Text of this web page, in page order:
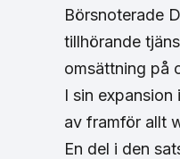
Börsnoterade
tillhörande
omsättning på
I sin
av framför allt
En del i den